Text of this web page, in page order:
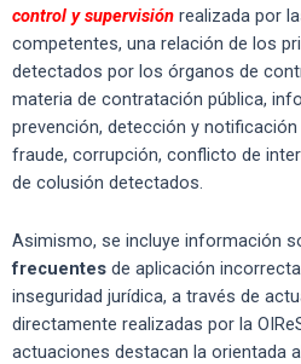
control y supervisión realizada por
competentes, una relación de los
detectados por los órganos de
materia de contratación pública,
prevención, detección y
fraude, corrupción, conflicto de
de colusión detectados.
Asimismo, se incluye información
frecuentes de aplicación
inseguridad jurídica, a través de
directamente realizadas por la
actuaciones destacan la orientada